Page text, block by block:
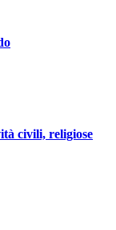
civili, religiose